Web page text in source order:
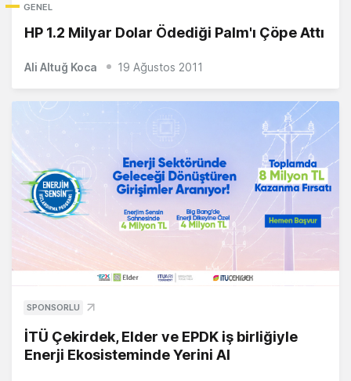
GENEL
HP 1.2 Milyar Dolar Ödediği Palm'ı Çöpe Attı
Ali Altuğ Koca 19 Ağustos 2011
SPONSORLU
İTÜ Çekirdek, Elder ve EPDK iş birliğiyle
Enerji Ekosisteminde Yerini Al